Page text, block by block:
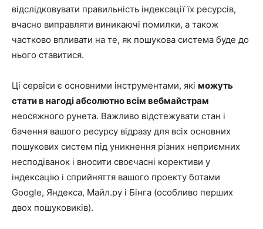
відслідковувати правильність індексації їх ресурсів,
вчасно виправляти виникаючі помилки, а також
частково впливати на те, як пошукова система буде до
нього ставитися.
Ці сервіси є основними інструментами, які можуть
стати в нагоді абсолютно всім вебмайстрам
неосяжного рунета. Важливо відстежувати стан і
бачення вашого ресурсу відразу для всіх основних
пошукових систем під уникнення різних неприємних
несподіванок і вносити своєчасні корективи у
індексацію і сприйняття вашого проекту ботами
Google, Яндекса, Майл.ру і Бінга (особливо перших
двох пошуковиків).